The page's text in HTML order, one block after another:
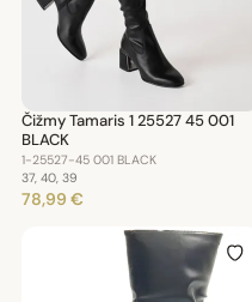
Čižmy Tamaris 1 25527 45 001
BLACK
1-25527-45 001 BLACK
37, 40, 39
78,99 €